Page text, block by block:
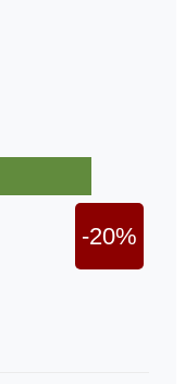
-20%